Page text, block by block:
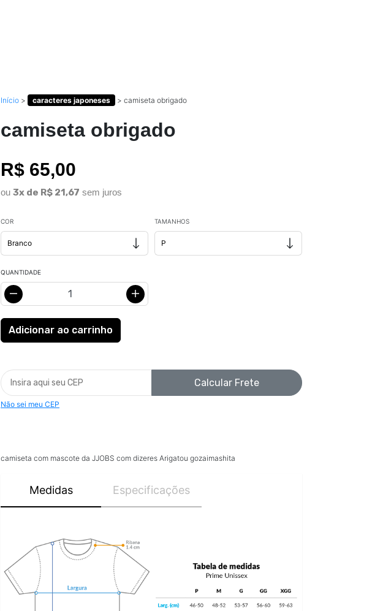
Início > caracteres japoneses > camiseta obrigado
camiseta obrigado
R$ 65,00
ou 3x de R$ 21,67 sem juros
COR TAMANHOS
QUANTIDADE
Calcular Frete
Não sei meu CEP
camiseta com mascote da JJOBS com dizeres Arigatou gozaimashita
Medidas Especificações